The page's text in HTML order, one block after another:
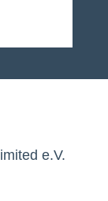
e.V.